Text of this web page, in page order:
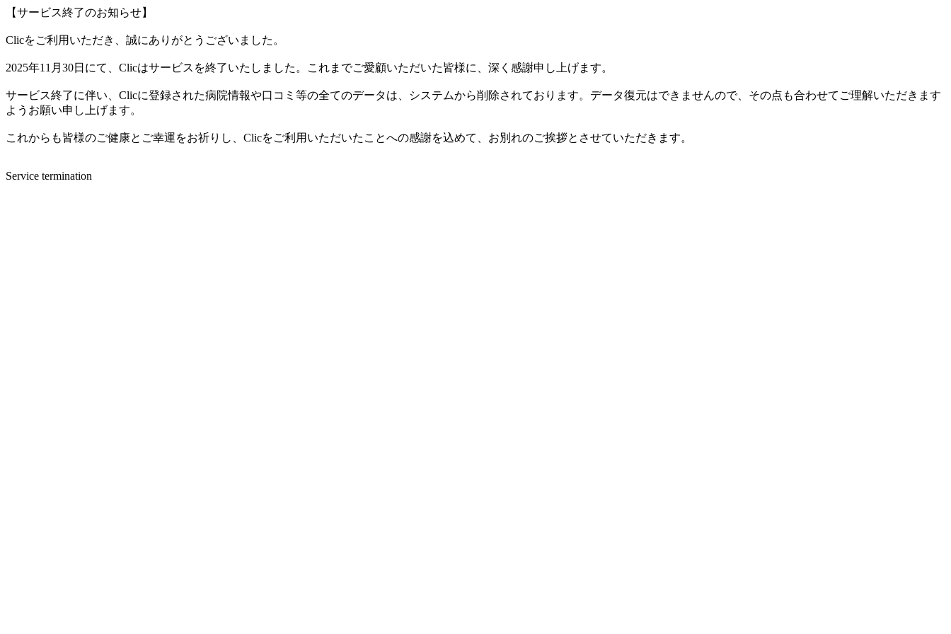
【サービス終了のお知らせ】
Clicをご利用いただき、誠にありがとうございました。
2025年11月30日にて、Clicはサービスを終了いたしました。これまでご愛顧いただいた皆様に、深く感謝申し上げます。
サービス終了に伴い、Clicに登録された病院情報や口コミ等の全てのデータは、システムから削除されております。データ復元はできませんので、その点も合わせてご理解いただきます
ようお願い申し上げます。
これからも皆様のご健康とご幸運をお祈りし、Clicをご利用いただいたことへの感謝を込めて、お別れのご挨拶とさせていただきます。
Service termination